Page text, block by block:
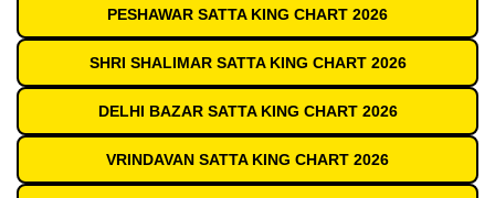
PESHAWAR SATTA KING CHART 2026
SHRI SHALIMAR SATTA KING CHART 2026
DELHI BAZAR SATTA KING CHART 2026
VRINDAVAN SATTA KING CHART 2026